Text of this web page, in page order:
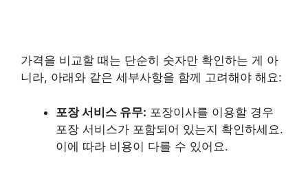
가격을 비교할 때는 단순히 숫자만 확인하는 게 아
니라, 아래와 같은 세부사항을 함께 고려해야 해요:
포장 서비스 유무: 포장이사를 이용할 경우
포장 서비스가 포함되어 있는지 확인하세요.
이에 따라 비용이 다를 수 있어요.